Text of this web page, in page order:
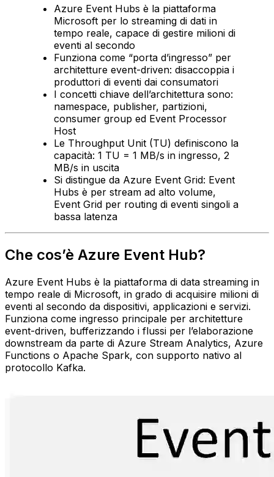
Azure Event Hubs è la piattaforma
Microsoft per lo streaming di dati in
tempo reale, capace di gestire milioni di
eventi al secondo
Funziona come “porta d’ingresso” per
architetture event-driven: disaccoppia i
produttori di eventi dai consumatori
I concetti chiave dell’architettura sono:
namespace, publisher, partizioni,
consumer group ed Event Processor
Host
Le Throughput Unit (TU) definiscono la
capacità: 1 TU = 1 MB/s in ingresso, 2
MB/s in uscita
Si distingue da Azure Event Grid: Event
Hubs è per stream ad alto volume,
Event Grid per routing di eventi singoli a
bassa latenza
Che cos’è Azure Event Hub?
Azure Event Hubs è la piattaforma di data streaming in
tempo reale di Microsoft, in grado di acquisire milioni di
eventi al secondo da dispositivi, applicazioni e servizi.
Funziona come ingresso principale per architetture
event-driven, bufferizzando i flussi per l’elaborazione
downstream da parte di Azure Stream Analytics, Azure
Functions o Apache Spark, con supporto nativo al
protocollo Kafka.